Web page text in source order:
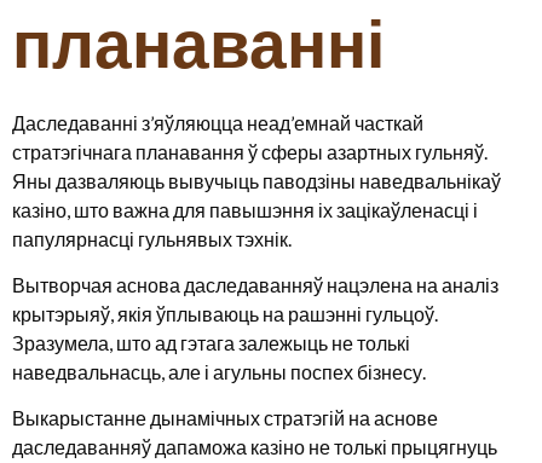
планаванні
Даследаванні з’яўляюцца неад’емнай часткай
стратэгічнага планавання ў сферы азартных гульняў.
Яны дазваляюць вывучыць паводзіны наведвальнікаў
казіно, што важна для павышэння іх зацікаўленасці і
папулярнасці гульнявых тэхнік.
Вытворчая аснова даследаванняў нацэлена на аналіз
крытэрыяў, якія ўплываюць на рашэнні гульцоў.
Зразумела, што ад гэтага залежыць не толькі
наведвальнасць, але і агульны поспех бізнесу.
Выкарыстанне дынамічных стратэгій на аснове
даследаванняў дапаможа казіно не толькі прыцягнуць